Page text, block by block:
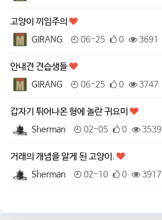
고양이 끼임주의
GIRANG 06-25 0 3691
안내견 견습생들
GIRANG 06-25 0 3747
갑자기 튀어나온 형에 놀란 귀요미
Sherman 02-05 0 3539
거래의 개념을 알게 된 고양이.
Sherman 02-10 0 3917